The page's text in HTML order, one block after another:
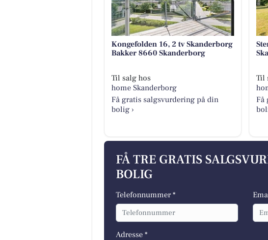
Kongefolden 16, 2 tv Skanderborg
Bakker 8660 Skanderborg
Til salg hos
home Skanderborg
Få gratis salgsvurdering på din
bolig ›
Til
Få
FÅ TRE GRATIS
BOLIG
Telefonnummer *
Adresse *